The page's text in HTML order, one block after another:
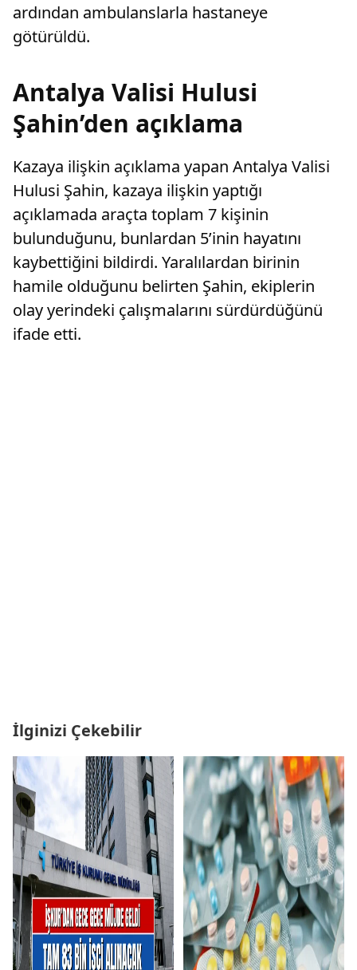
ardından ambulanslarla hastaneye
götürüldü.
Antalya Valisi Hulusi
Şahin’den açıklama
Kazaya ilişkin açıklama yapan Antalya Valisi
Hulusi Şahin, kazaya ilişkin yaptığı
açıklamada araçta toplam 7 kişinin
bulunduğunu, bunlardan 5’inin hayatını
kaybettiğini bildirdi. Yaralılardan birinin
hamile olduğunu belirten Şahin, ekiplerin
olay yerindeki çalışmalarını sürdürdüğünü
ifade etti.
İlginizi Çekebilir